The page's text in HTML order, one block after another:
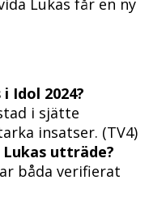
Lukas får en ny
Idol 2024?
i sjätte
insatser. (TV4)
utträde?
båda verifierat